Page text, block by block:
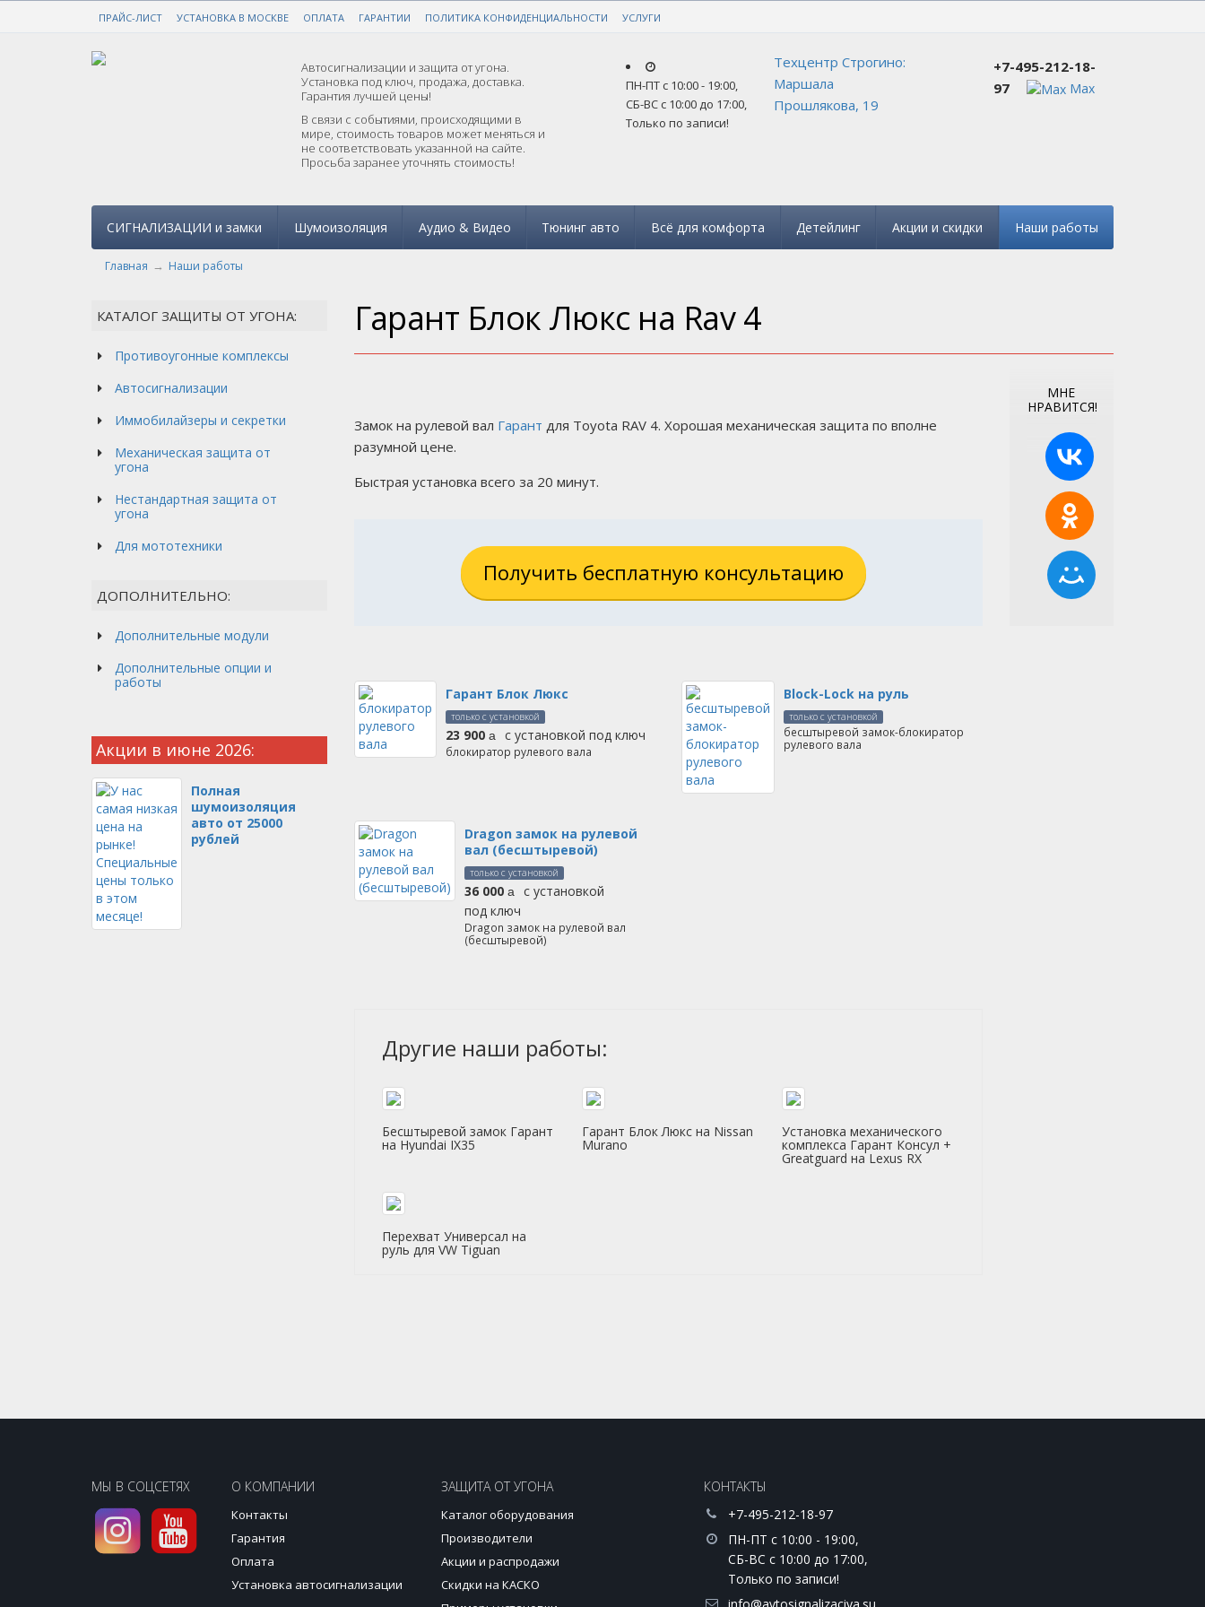
НАДЕЖНАЯ ЗАЩИТА ОТ УГОНА С ГАРАНТИЕЙ! ЗАКАЗАТЬ ПОДБОР ПО АВТО
ПРАЙС-ЛИСТ УСТАНОВКА В МОСКВЕ ОПЛАТА ГАРАНТИИ ПОЛИТИКА КОНФИДЕНЦИАЛЬНОСТИ УСЛУГИ
Автосигнализации и защита от угона.
Установка под ключ, продажа, доставка.
Гарантия лучшей цены!
В связи с событиями, происходящими в
мире, стоимость товаров может меняться и
не соответствовать указанной на сайте.
Просьба заранее уточнять стоимость!
ПН-ПТ с 10:00 - 19:00,
СБ-ВС с 10:00 до 17:00,
Только по записи!
Техцентр Строгино:
Маршала
Прошлякова, 19
+7-495-212-18-
97
Max
СИГНАЛИЗАЦИИ и замки Шумоизоляция Аудио & Видео Тюнинг авто Всё для комфорта Детейлинг Акции и скидки Наши работы
Главная Наши работы
Гарант Блок Люкс на Rav 4
МНЕ
НРАВИТСЯ!
Замок на рулевой вал Гарант для Toyota RAV 4. Хорошая механическая защита по вполне
разумной цене.
Быстрая установка всего за 20 минут.
Получить бесплатную консультацию
Гарант Блок Люкс
только с установкой
23 900 руб.
с установкой под ключ
блокиратор рулевого вала
Block-Lock на руль
только с установкой
бесштыревой замок-блокиратор
рулевого вала
Dragon замок на рулевой
вал (бесштыревой)
только с установкой
36 000 руб.
с установкой
под ключ
Dragon замок на рулевой вал
(бесштыревой)
Другие наши работы:
Бесштыревой замок Гарант
на Hyundai IX35
Гарант Блок Люкс на Nissan
Murano
Установка механического
комплекса Гарант Консул +
Greatguard на Lexus RX
Перехват Универсал на
руль для VW Tiguan
КАТАЛОГ ЗАЩИТЫ ОТ УГОНА:
Противоугонные комплексы
Автосигнализации
Иммобилайзеры и секретки
Механическая защита от
угона
Нестандартная защита от
угона
Для мототехники
ДОПОЛНИТЕЛЬНО:
Дополнительные модули
Дополнительные опции и
работы
Акции в июне 2026:
Полная
шумоизоляция
авто от 25000
рублей
МЫ В СОЦСЕТЯХ О КОМПАНИИ
Контакты
Гарантия
Оплата
Установка автосигнализации
ЗАЩИТА ОТ УГОНА
Каталог оборудования
Производители
Акции и распродажи
Скидки на КАСКО
КОНТАКТЫ
+7-495-212-18-97
ПН-ПТ с 10:00 - 19:00,
СБ-ВС с 10:00 до 17:00,
Только по записи!